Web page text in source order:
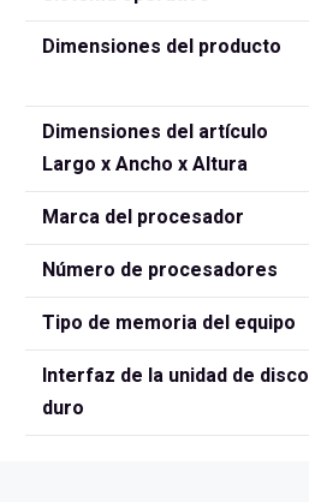
Dimensiones del producto
Dimensiones del artículo
Largo x Ancho x Altura
Marca del procesador
Número de procesadores
Tipo de memoria del equipo
Interfaz de la unidad de disco
duro